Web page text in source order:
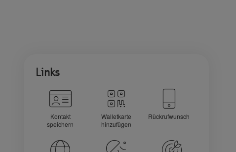
Links
Kontakt
speichern
Walletkarte
hinzufügen
Rückrufwunsch